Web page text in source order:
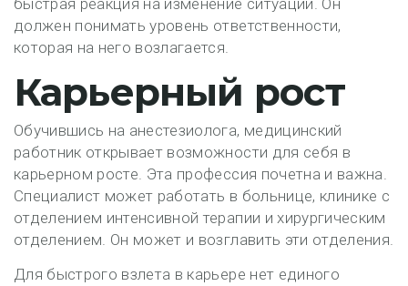
быстрая реакция на изменение ситуации. Он
должен понимать уровень ответственности,
которая на него возлагается.
Карьерный рост
Обучившись на анестезиолога, медицинский
работник открывает возможности для себя в
карьерном росте. Эта профессия почетна и важна.
Специалист может работать в больнице, клинике с
отделением интенсивной терапии и хирургическим
отделением. Он может и возглавить эти отделения.
Для быстрого взлета в карьере нет единого